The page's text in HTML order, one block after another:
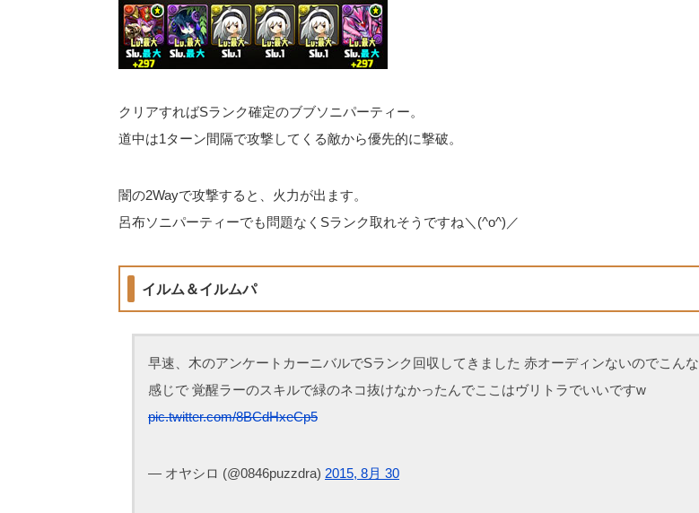
クリアすればSランク確定のブブソニパーティー。
道中は1ターン間隔で攻撃してくる敵から優先的に撃破。
闇の2Wayで攻撃すると、火力が出ます。
呂布ソニパーティーでも問題なくSランク取れそうですね＼(^o^)／
イルム＆イルムパ
早速、木のアンケートカーニバルでSランク回収してきました 赤オーディンないのでこんな
感じで 覚醒ラーのスキルで緑のネコ抜けなかったんでここはヴリトラでいいですw
pic.twitter.com/8BCdHxeCp5
— オヤシロ (@0846puzzdra) 2015, 8月 30